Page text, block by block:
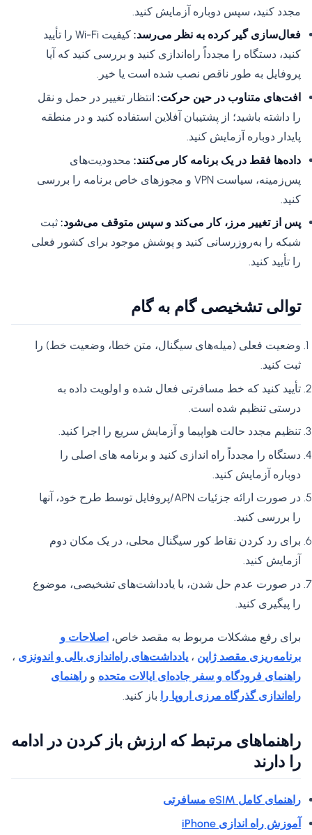
مجدد کنید، سپس دوباره آزمایش کنید.
فعال‌سازی گیر کرده به نظر می‌رسد:
کیفیت Wi-Fi را تأیید
کنید، دستگاه را مجدداً راه‌اندازی کنید و بررسی کنید که آیا
پروفایل به طور ناقص نصب شده است یا خیر.
افت‌های متناوب در حین حرکت: انتظار تغییر در حمل و نقل
را داشته باشید؛ از پشتیبان آفلاین استفاده کنید و در منطقه
پایدار دوباره آزمایش کنید.
داده‌ها فقط در یک برنامه کار می‌کنند: محدودیت‌های
پس‌زمینه، سیاست VPN و مجوزهای خاص برنامه را بررسی
کنید.
پس از تغییر مرز، کار می‌کند و سپس متوقف می‌شود: ثبت
شبکه را به‌روزرسانی کنید و پوشش موجود برای کشور فعلی
را تأیید کنید.
توالی تشخیصی گام به گام
وضعیت فعلی (میله‌های سیگنال، متن خطا، وضعیت خط) را
ثبت کنید.
تأیید کنید که خط مسافرتی فعال شده و اولویت داده به
درستی تنظیم شده است.
تنظیم مجدد حالت هواپیما و آزمایش سریع را اجرا کنید.
دستگاه را مجدداً راه اندازی کنید و برنامه های اصلی را
دوباره آزمایش کنید.
در صورت ارائه جزئیات APN/پروفایل توسط طرح خود، آنها
را بررسی کنید.
برای رد کردن نقاط کور سیگنال محلی، در یک مکان دوم
آزمایش کنید.
در صورت عدم حل شدن، با یادداشت‌های تشخیصی، موضوع
را پیگیری کنید.
برای رفع مشکلات مربوط به مقصد خاص، اصلاحات و
برنامه‌ریزی مقصد ژاپن ، یادداشت‌های راه‌اندازی بالی و اندونزی ،
راهنمای فرودگاه و سفر جاده‌ای ایالات متحده و راهنمای
راه‌اندازی گذرگاه مرزی اروپا را باز کنید.
راهنماهای مرتبط که ارزش باز کردن در ادامه
را دارند
راهنمای کامل eSIM مسافرتی
آموزش راه اندازی iPhone